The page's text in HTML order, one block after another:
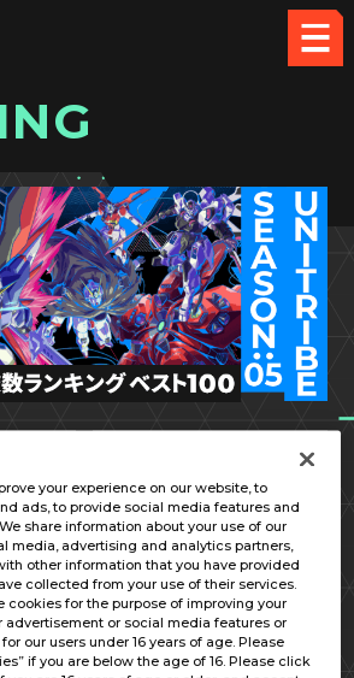
北海道
おおたけかつや
Lv.54 270回
your experience on our website, to
ads, to provide social media features and
share information about your use of our
media, advertising and analytics partners,
other information that you have provided
collected from your use of their services.
cookies for the purpose of improving your
advertisement or social media features or
our users under 16 years of age. Please
if you are below the age of 16. Please click